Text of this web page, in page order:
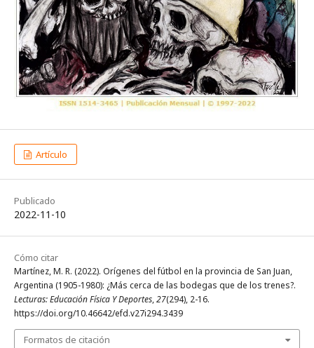
Artículo
Publicado
2022-11-10
Cómo citar
Martínez, M. R. (2022). Orígenes del fútbol en la provincia de San Juan,
Argentina (1905-1980): ¿Más cerca de las bodegas que de los trenes?.
Lecturas: Educación Física Y Deportes,27(294), 2-16.
https://doi.org/10.46642/efd.v27i294.3439
Formatos de citación